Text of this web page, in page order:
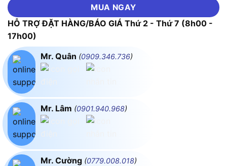
MUA NGAY
HỖ TRỢ ĐẶT HÀNG/BÁO GIÁ Thứ 2 - Thứ 7 (8h00 -
17h00)
Mr. Quân (0909.346.736)
Mr. Lâm (0901.940.968)
Mr. Cường (0779.008.018)